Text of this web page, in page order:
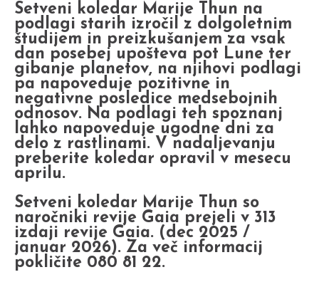
Setveni koledar Marije Thun na
podlagi starih izročil z dolgoletnim
študijem in preizkušanjem za vsak
dan posebej upošteva pot Lune ter
gibanje planetov, na njihovi podlagi
pa napoveduje pozitivne in
negativne posledice medsebojnih
odnosov. Na podlagi teh spoznanj
lahko napoveduje ugodne dni za
delo z rastlinami. V nadaljevanju
preberite koledar opravil v mesecu
aprilu.
Setveni koledar Marije Thun so
naročniki revije Gaia prejeli v 313
izdaji revije Gaia. (dec 2025 /
januar 2026). Za več informacij
pokličite 080 81 22.